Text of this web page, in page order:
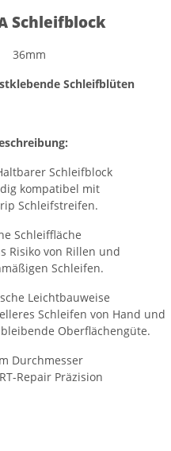
Schleifblock
36mm
Schleifblüten
Schleifblock
kompatibel mit
Schleifstreifen.
Schleiffläche
Risiko von Rillen und
Schleifen.
Leichtbauweise
Schleifen von Hand und
Oberflächengüte.
Durchmesser
Repair Präzision